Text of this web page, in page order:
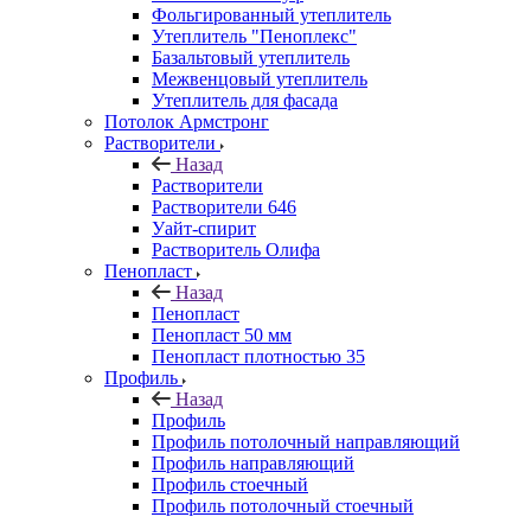
Фольгированный утеплитель
Утеплитель "Пеноплекс"
Базальтовый утеплитель
Межвенцовый утеплитель
Утеплитель для фасада
Потолок Армстронг
Растворители
Назад
Растворители
Растворители 646
Уайт-спирит
Растворитель Олифа
Пенопласт
Назад
Пенопласт
Пенопласт 50 мм
Пенопласт плотностью 35
Профиль
Назад
Профиль
Профиль потолочный направляющий
Профиль направляющий
Профиль стоечный
Профиль потолочный стоечный